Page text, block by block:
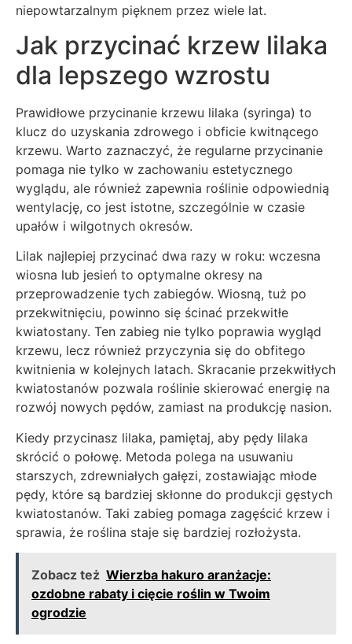
niepowtarzalnym pięknem przez wiele lat.
Jak przycinać krzew lilaka
dla lepszego wzrostu
Prawidłowe przycinanie krzewu lilaka (syringa) to
klucz do uzyskania zdrowego i obficie kwitnącego
krzewu. Warto zaznaczyć, że regularne przycinanie
pomaga nie tylko w zachowaniu estetycznego
wyglądu, ale również zapewnia roślinie odpowiednią
wentylację, co jest istotne, szczególnie w czasie
upałów i wilgotnych okresów.
Lilak najlepiej przycinać dwa razy w roku: wczesna
wiosna lub jesień to optymalne okresy na
przeprowadzenie tych zabiegów. Wiosną, tuż po
przekwitnięciu, powinno się ścinać przekwitłe
kwiatostany. Ten zabieg nie tylko poprawia wygląd
krzewu, lecz również przyczynia się do obfitego
kwitnienia w kolejnych latach. Skracanie przekwitłych
kwiatostanów pozwala roślinie skierować energię na
rozwój nowych pędów, zamiast na produkcję nasion.
Kiedy przycinasz lilaka, pamiętaj, aby pędy lilaka
skrócić o połowę. Metoda polega na usuwaniu
starszych, zdrewniałych gałęzi, zostawiając młode
pędy, które są bardziej skłonne do produkcji gęstych
kwiatostanów. Taki zabieg pomaga zagęścić krzew i
sprawia, że roślina staje się bardziej rozłożysta.
Zobacz też Wierzba hakuro aranżacje:
ozdobne rabaty i cięcie roślin w Twoim
ogrodzie